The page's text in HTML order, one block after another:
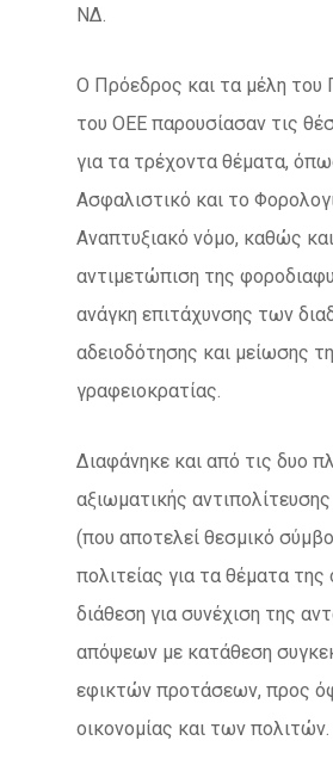
ΝΔ.
Ο Πρόεδρος και τα μέλη του
του ΟΕΕ παρουσίασαν τις
για τα τρέχοντα θέματα,
Ασφαλιστικό και το
Αναπτυξιακό νόμο, καθώς
αντιμετώπιση της
ανάγκη επιτάχυνσης των
αδειοδότησης και μείωσης
γραφειοκρατίας.
Διαφάνηκε και από τις δυο
αξιωματικής
(που αποτελεί θεσμικό
πολιτείας για τα θέματα της
διάθεση για συνέχιση της
απόψεων με κατάθεση
εφικτών προτάσεων, προς
οικονομίας και των πολιτών.